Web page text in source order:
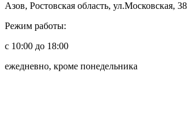
Азов, Ростовская область, ул.Московская,
Режим работы:
с 10:00 до 18:00
ежедневно, кроме понедельника